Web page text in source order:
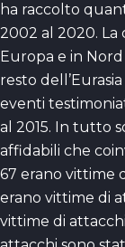
ha raccolto
2002 al 2020.
Europa e in
resto
eventi
al 2015. In tutto
affidabili che
67 erano vittime
erano vittime di
vittime di